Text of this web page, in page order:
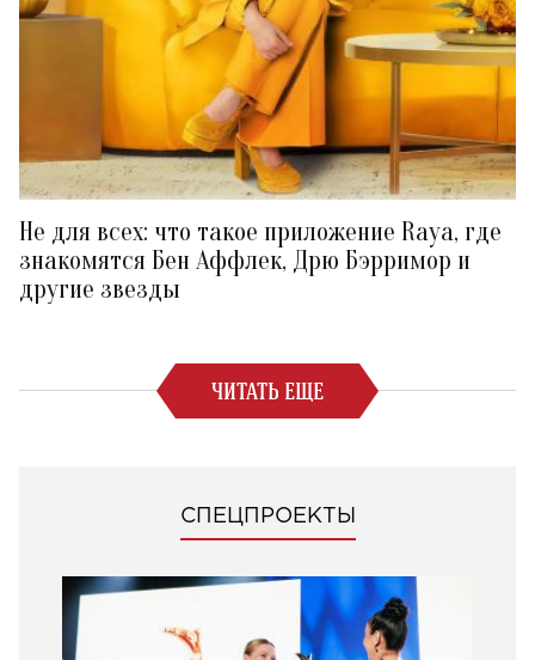
Не для всех: что такое приложение Raya, где
знакомятся Бен Аффлек, Дрю Бэрримор и
другие звезды
ЧИТАТЬ ЕЩЕ
СПЕЦПРОЕКТЫ